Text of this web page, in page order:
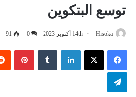
توسع البتكوين
Hisoka 14th أكتوبر 2023 0
91
فيسبوك ‫X لينكدإن
تيلقرام